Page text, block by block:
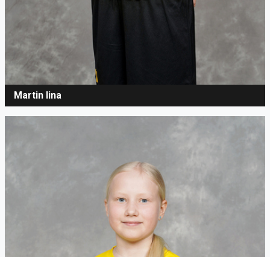
Martin Iina